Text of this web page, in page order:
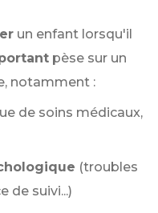
un enfant lorsqu'il
pèse sur un
notamment :
de soins médicaux,
(troubles
de suivi...)